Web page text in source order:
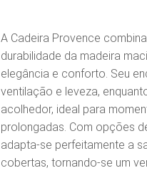
A Cadeira Provence
durabilidade da madeira
elegância e conforto. Seu
ventilação e leveza,
acolhedor, ideal para
prolongadas. Com opções
adapta-se perfeitamente a
cobertas, tornando-se um